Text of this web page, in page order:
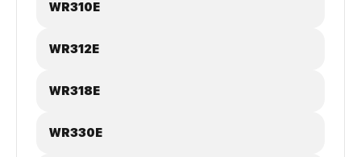
WR310E
WR312E
WR318E
WR330E